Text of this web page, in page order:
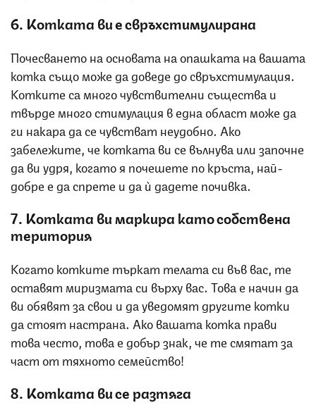
6. Котката ви е свръхстимулирана
Почесването на основата на опашката на вашата
котка също може да доведе до свръхстимулация.
Котките са много чувствителни същества и
твърде много стимулация в една област може да
ги накара да се чувстват неудобно. Ако
забележите, че котката ви се вълнува или започне
да ви удря, когато я почешете по кръста, най-
добре е да спрете и да ѝ дадете почивка.
7. Котката ви маркира като собствена
територия
Когато котките търкат телата си във вас, те
оставят миризмата си върху вас. Това е начин да
ви обявят за свои и да уведомят другите котки
да стоят настрана. Ако вашата котка прави
това често, това е добър знак, че те смятат за
част от тяхното семейство!
8. Котката ви се разтяга